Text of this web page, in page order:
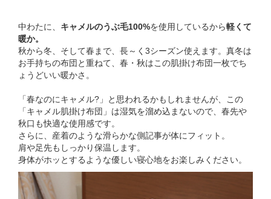
中わたに、 キャメルのうぶ毛100%を使用しているから軽くて
暖か。
秋から冬、そして春まで、長～く3シーズン使えます。真冬は
お手持ちの布団と重ねて、春・秋はこの肌掛け布団一枚でち
ょうどいい暖かさ。
「春なのにキャメル?」と思われるかもしれませんが、この
「キャメル肌掛け布団」は湿気を溜め込まないので、春先や
秋口も快適な使用感です。
さらに、産着のような滑らかな側記事が体にフィット。
肩や足先もしっかり保温します。
身体がホッとするような優しい寝心地をお楽しみください。